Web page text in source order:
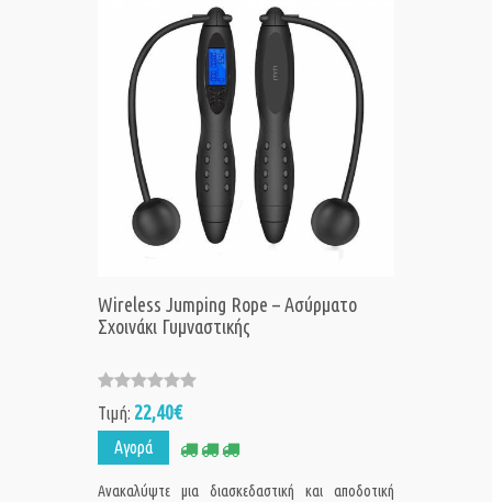
Wireless Jumping Rope – Ασύρματο
Σχοινάκι Γυμναστικής
Τιμή: 22,40€
Αγορά
Ανακαλύψτε μια διασκεδαστική και αποδοτική